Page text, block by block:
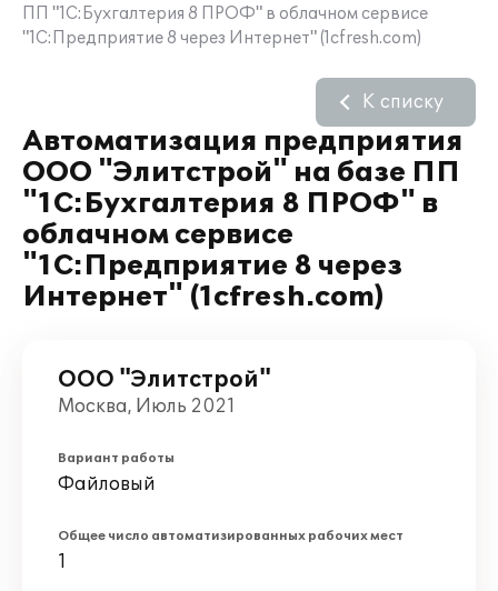
ПП "1С:Бухгалтерия 8 ПРОФ" в облачном сервисе
"1С:Предприятие 8 через Интернет" (1cfresh.com)
Автоматизация предприятия
ООО "Элитстрой" на базе ПП
"1С:Бухгалтерия 8 ПРОФ" в
облачном сервисе
"1С:Предприятие 8 через
Интернет" (1cfresh.com)
К списку
ООО "Элитстрой"
Москва, Июль 2021
Вариант работы
Файловый
Общее число автоматизированных рабочих мест
1